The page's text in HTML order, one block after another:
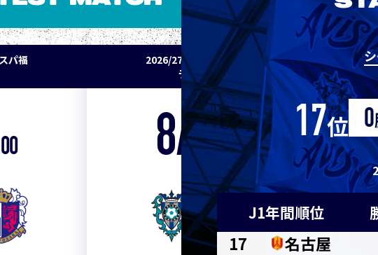
パ福
2026/27明治安田J1リーグ 鹿島アント
ラーズ vs アビスパ福岡
8/22Sat. 18:00
VS
17位 0
J1年間順位
12
浦和
12
横浜FM
14
水戸
14
京都
14
岡山
17
名古屋